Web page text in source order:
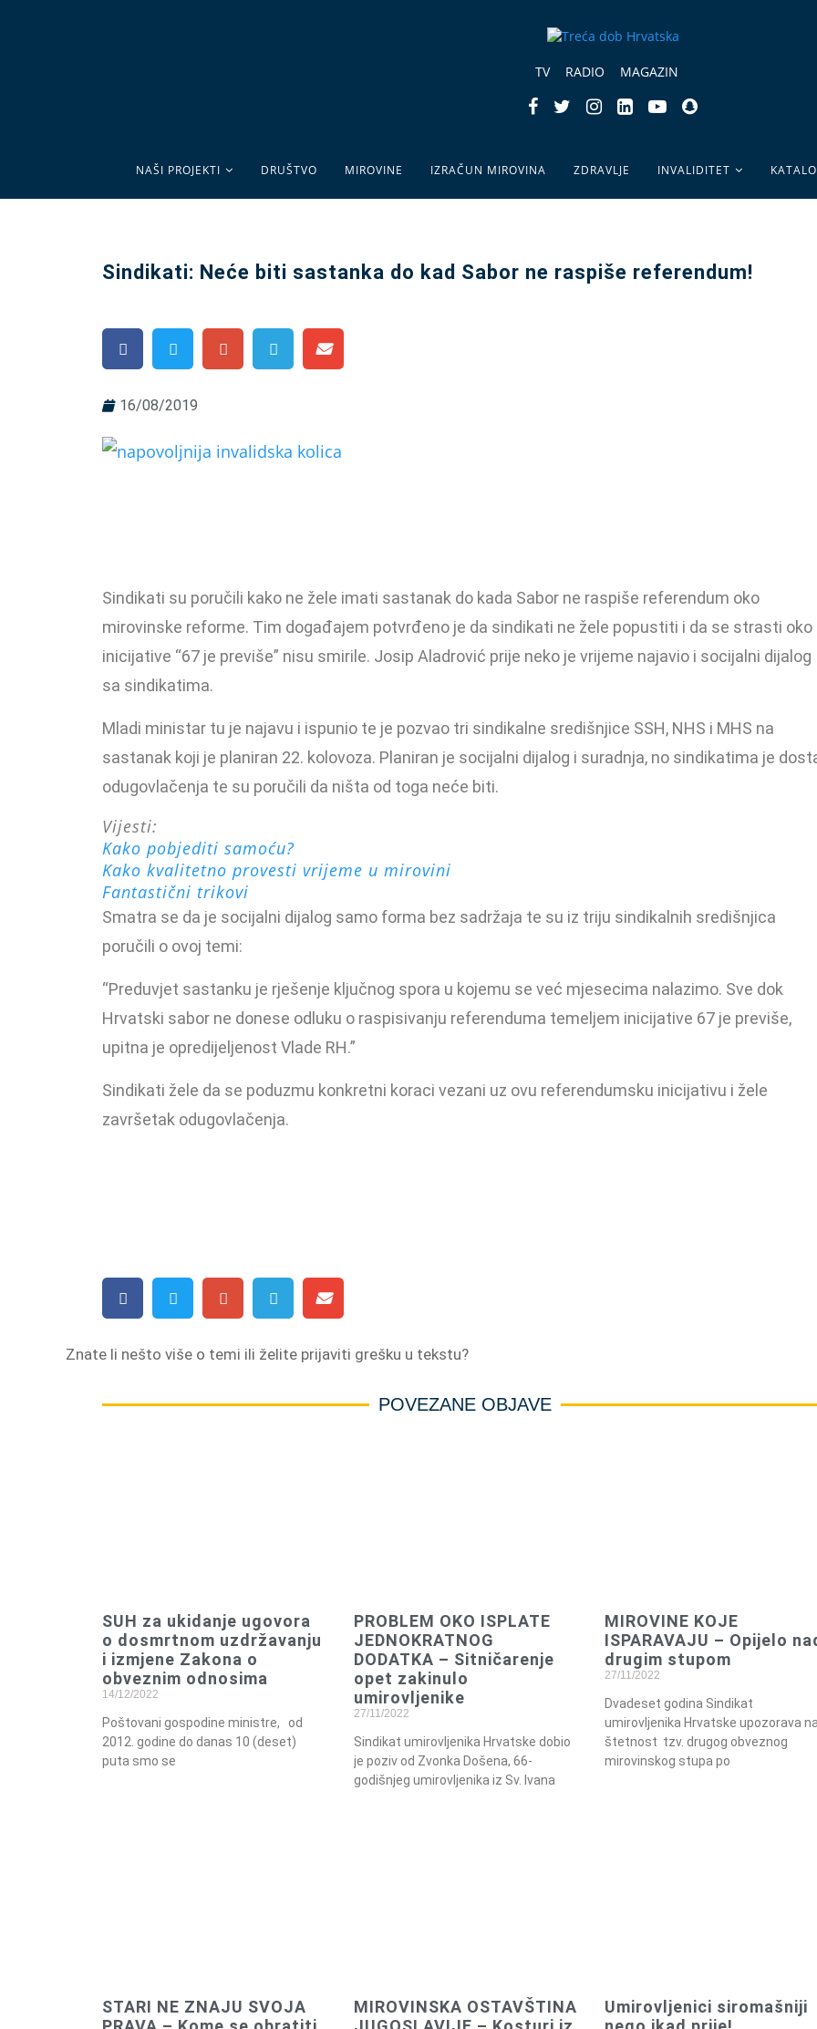
TV RADIO MAGAZIN
NAŠI PROJEKTI DRUŠTVO MIROVINE IZRAČUN MIROVINA ZDRAVLJE INVALIDITET
Sindikati: Neće biti sastanka do kad Sabor ne raspiše referendum!
16/08/2019
Sindikati su poručili kako ne žele imati sastanak do kada Sabor ne raspiše referendum oko
mirovinske reforme. Tim događajem potvrđeno je da sindikati ne žele popustiti i da se strasti oko
inicijative “67 je previše” nisu smirile. Josip Aladrović prije neko je vrijeme najavio i socijalni dijalog
sa sindikatima.
Mladi ministar tu je najavu i ispunio te je pozvao tri sindikalne središnjice SSH, NHS i MHS na
sastanak koji je planiran 22. kolovoza. Planiran je socijalni dijalog i suradnja, no sindikatima je
odugovlačenja te su poručili da ništa od toga neće biti.
Vijesti:
Kako pobjediti samoću?
Kako kvalitetno provesti vrijeme u mirovini
Fantastični trikovi
Smatra se da je socijalni dijalog samo forma bez sadržaja te su iz triju sindikalnih središnjica
poručili o ovoj temi:
“Preduvjet sastanku je rješenje ključnog spora u kojemu se već mjesecima nalazimo. Sve dok
Hrvatski sabor ne donese odluku o raspisivanju referenduma temeljem inicijative 67 je previše,
upitna je opredijeljenost Vlade RH.”
Sindikati žele da se poduzmu konkretni koraci vezani uz ovu referendumsku inicijativu i žele
završetak odugovlačenja.
Znate li nešto više o temi ili želite prijaviti grešku u tekstu?
POVEZANE OBJAVE
SUH za ukidanje ugovora
o dosmrtnom uzdržavanju
i izmjene Zakona o
obveznim odnosima
14/12/2022
Poštovani gospodine ministre, od
2012. godine do danas 10 (deset)
puta smo se
PROBLEM OKO ISPLATE
JEDNOKRATNOG
DODATKA – Sitničarenje
opet zakinulo
umirovljenike
27/11/2022
Sindikat umirovljenika Hrvatske dobio
je poziv od Zvonka Došena, 66-
godišnjeg umirovljenika iz Sv. Ivana
MIROVINE KOJE
ISPARAVAJU – Opijelo
drugim stupom
27/11/2022
Dvadeset godina Sindikat
umirovljenika Hrvatske upozorava
štetnost tzv. drugog obveznog
mirovinskog stupa po
STARI NE ZNAJU SVOJA
MIROVINSKA OSTAVŠTINA
Umirovljenici siromašniji